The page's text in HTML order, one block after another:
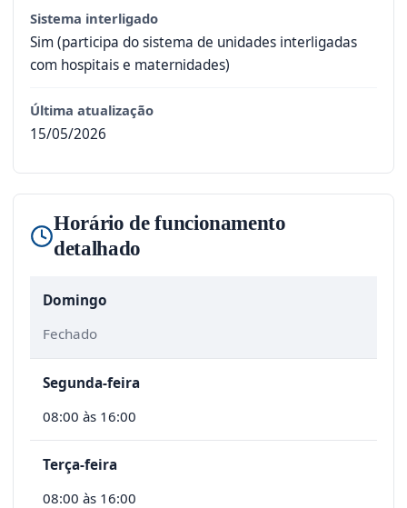
Sistema interligado
Sim (participa do sistema de unidades interligadas
com hospitais e maternidades)
Última atualização
15/05/2026
Horário de funcionamento
detalhado
Domingo
Fechado
Segunda-feira
08:00 às 16:00
Terça-feira
08:00 às 16:00